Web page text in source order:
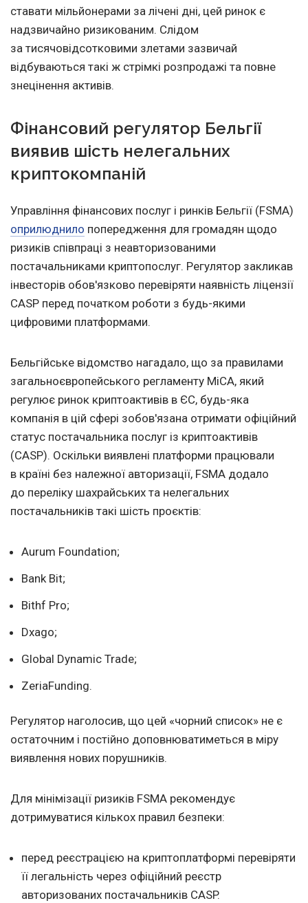
ставати мільйонерами за лічені дні, цей ринок є
надзвичайно ризикованим. Слідом
за тисячовідсотковими злетами зазвичай
відбуваються такі ж стрімкі розпродажі та повне
знецінення активів.
Фінансовий регулятор Бельгії
виявив шість нелегальних
криптокомпаній
Управління фінансових послуг і ринків Бельгії (FSMA)
оприлюднило попередження для громадян щодо
ризиків співпраці з неавторизованими
постачальниками криптопослуг. Регулятор закликав
інвесторів обов'язково перевіряти наявність ліцензії
CASP перед початком роботи з будь-якими
цифровими платформами.
Бельгійське відомство нагадало, що за правилами
загальноєвропейського регламенту MiCA, який
регулює ринок криптоактивів в ЄС, будь-яка
компанія в цій сфері зобов'язана отримати офіційний
статус постачальника послуг із криптоактивів
(CASP). Оскільки виявлені платформи працювали
в країні без належної авторизації, FSMA додало
до переліку шахрайських та нелегальних
постачальників такі шість проєктів:
Aurum Foundation;
Bank Bit;
Bithf Pro;
Dxago;
Global Dynamic Trade;
ZeriaFunding.
Регулятор наголосив, що цей «чорний список» не є
остаточним і постійно доповнюватиметься в міру
виявлення нових порушників.
Для мінімізації ризиків FSMA рекомендує
дотримуватися кількох правил безпеки:
перед реєстрацією на криптоплатформі перевіряти
її легальність через офіційний реєстр
авторизованих постачальників CASP.